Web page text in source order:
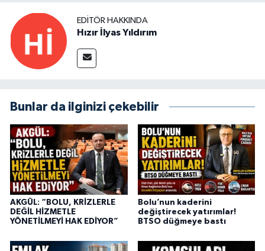
EDITÖR HAKKINDA
Hızır İlyas Yıldırım
Bunlar da ilginizi çekebilir
AKGÜL: “BOLU, KRİZLERLE
DEĞİL HİZMETLE
YÖNETİLMEYİ HAK EDİYOR”
Bolu’nun kaderini
değiştirecek yatırımlar!
BTSO düğmeye bastı